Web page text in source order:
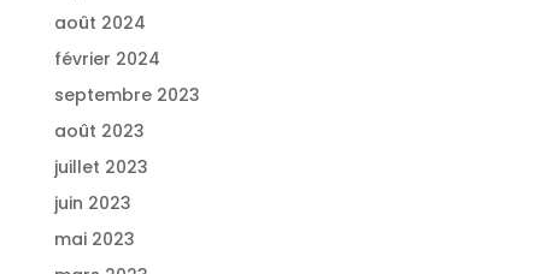
août 2024
février 2024
septembre 2023
août 2023
juillet 2023
juin 2023
mai 2023